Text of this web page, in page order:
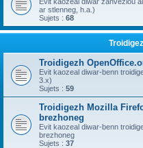
ar stlenneg, h.a.)
Sujets : 68
Troidigezh
Evit kaozeal diwar-benn
3.x)
Sujets : 59
Troidigezh Mozilla
brezhoneg
Evit kaozeal diwar-benn
brezhoneg
Sujets : 37